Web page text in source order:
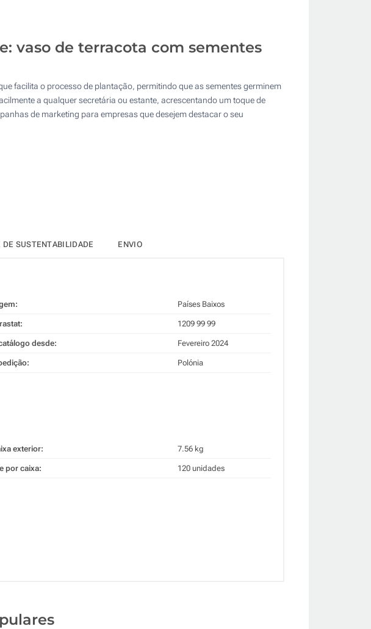
Atualizar
vaso de terracota com sementes
facilita o processo de plantação, permitindo que as sementes germinem
a qualquer secretária ou estante, acrescentando um toque de
de marketing para empresas que desejem destacar o seu
DE SUSTENTABILIDADE ENVIO
Países Baixos
1209 99 99
desde: Fevereiro 2024
Polónia
exterior: 7.56 kg
por caixa: 120 unidades